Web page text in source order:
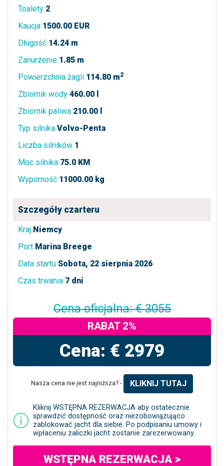
Toalety 2
Kaucja 1500.00 EUR
Długość 14.24 m
Zanurzenie 1.85 m
Powierzchnia żagli 114.80 m2
Zbiornik wody 460.00 l
Zbiornik paliwa 210.00 l
Typ silnika Volvo-Penta
Liczba silników 1
Moc silnika 75.0 KM
Wyporność 11000.00 kg
Szczegóły czarteru
Kraj Niemcy
Port Marina Breege
Data startu Sobota, 22 sierpnia 2026
Czas trwania 7 dni
Cena oficjalna: € 3055
RABAT 2%
Cena: € 2979
Nasza cena nie jest najniższa? - KLIKNIJ TUTAJ
Kliknij WSTĘPNA REZERWACJA aby ostatecznie
sprawdzić dostępność oraz niezobowiązująco
zablokować jacht dla siebie. Po podpisaniu umowy i
wpłaceniu zaliczki jacht zostanie zarezerwowany.
WSTĘPNA REZERWACJA >